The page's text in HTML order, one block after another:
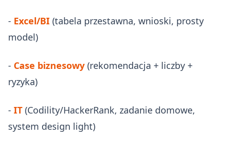
- Excel/BI (tabela przestawna, wnioski, prosty
model)
- Case biznesowy (rekomendacja + liczby +
ryzyka)
- IT (Codility/HackerRank, zadanie domowe,
system design light)